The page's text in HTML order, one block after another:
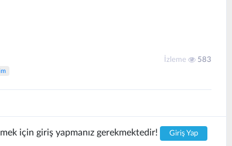
İzleme 583
için giriş yapmanız gerekmektedir! Giriş Yap